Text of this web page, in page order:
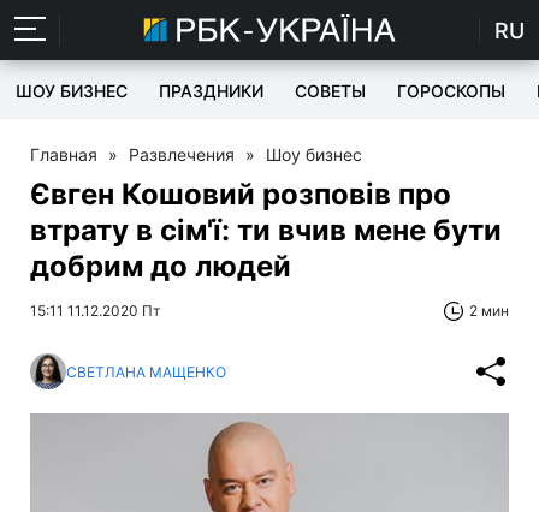
RU
ШОУ БИЗНЕС ПРАЗДНИКИ СОВЕТЫ ГОРОСКОПЫ
Главная » Развлечения » Шоу бизнес
Євген Кошовий розповів про
втрату в сім'ї: ти вчив мене бути
добрим до людей
15:11 11.12.2020 Пт 2 мин
СВЕТЛАНА МАЩЕНКО